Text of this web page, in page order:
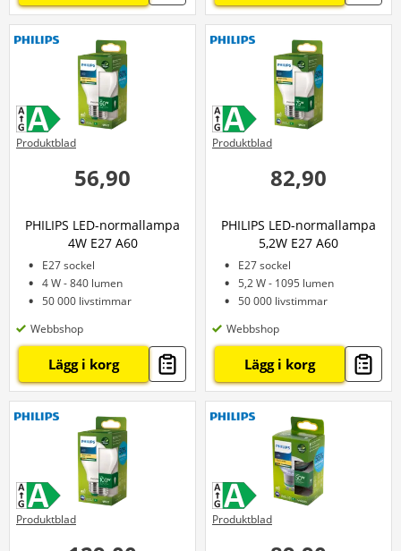
56,90
PHILIPS LED-normallampa
4W E27 A60
E27 sockel
4 W - 840 lumen
50 000 livstimmar
Produktblad
Webbshop
Lägg i korg
82,90
PHILIPS LED-normallampa
5,2W E27 A60
E27 sockel
5,2 W - 1095 lumen
50 000 livstimmar
Produktblad
Webbshop
Lägg i korg
Produktblad Produktblad